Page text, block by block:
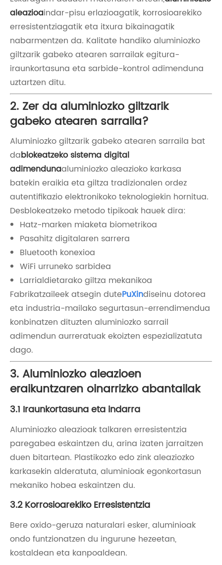
aleazioaindar-pisu erlazioagatik, korrosioarekiko
erresistentziagatik eta itxura bikainagatik
nabarmentzen da. Kalitate handiko aluminiozko
giltzarik gabeko atearen sarrailak egitura-
iraunkortasuna eta sarbide-kontrol adimenduna
uztartzen ditu.
2. Zer da aluminiozko giltzarik
gabeko atearen sarraila?
Aluminiozko giltzarik gabeko atearen sarraila bat
dablokeatzeko sistema digital
adimendunaaluminiozko aleazioko karkasa
batekin eraikia eta giltza tradizionalen ordez
autentifikazio elektronikoko teknologiekin hornitua.
Desblokeatzeko metodo tipikoak hauek dira:
Hatz-marken miaketa biometrikoa
Pasahitz digitalaren sarrera
Bluetooth konexioa
WiFi urruneko sarbidea
Larrialdietarako giltza mekanikoa
Fabrikatzaileek atsegin dutePuXindiseinu dotorea
eta industria-mailako segurtasun-errendimendua
konbinatzen dituzten aluminiozko sarrail
adimendun aurreratuak ekoizten espezializatuta
dago.
3. Aluminiozko aleazioen
eraikuntzaren oinarrizko abantailak
3.1 Iraunkortasuna eta indarra
Aluminiozko aleazioak talkaren erresistentzia
paregabea eskaintzen du, arina izaten jarraitzen
duen bitartean. Plastikozko edo zink aleaziozko
karkasekin alderatuta, aluminioak egonkortasun
mekaniko hobea eskaintzen du.
3.2 Korrosioarekiko Erresistentzia
Bere oxido-geruza naturalari esker, aluminioak
ondo funtzionatzen du ingurune hezeetan,
kostaldean eta kanpoaldean.